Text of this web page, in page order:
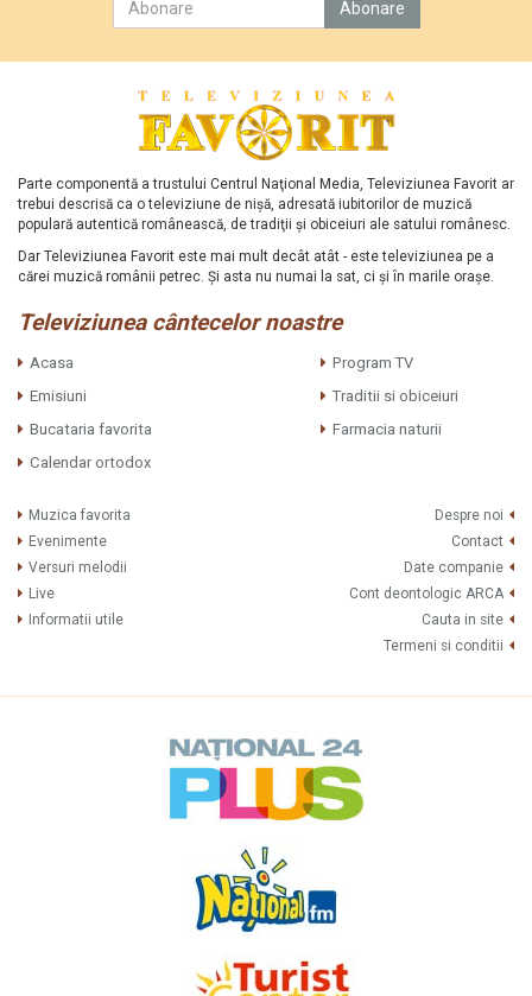
Parte componentă a trustului Centrul Naţional Media, Televiziunea Favorit ar
trebui descrisă ca o televiziune de nişă, adresată iubitorilor de muzică
populară autentică românească, de tradiţii şi obiceiuri ale satului românesc.
Dar Televiziunea Favorit este mai mult decât atât - este televiziunea pe a
cărei muzică românii petrec. Şi asta nu numai la sat, ci şi în marile oraşe.
Televiziunea cântecelor noastre
Acasa
Program TV
Emisiuni
Traditii si obiceiuri
Bucataria favorita
Farmacia naturii
Calendar ortodox
Muzica favorita
Evenimente
Versuri melodii
Live
Informatii utile
Despre noi
Contact
Date companie
Cont deontologic ARCA
Cauta in site
Termeni si conditii